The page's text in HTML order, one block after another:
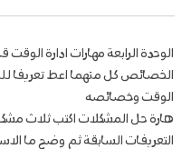
الوحدة الرابعة مهارات ادارة
الخصائص كل منهما اعط تعريفا
الوقت وخصائصه
هارة حل المشكلات اكتب ثلاث
التعريفات السابقة ثم وضح ما